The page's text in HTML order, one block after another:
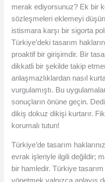
merak ediyorsunuz? Ek bir
sözleşmeleri eklemeyi
istismara karşı bir sigorta
Türkiye’deki tasarım
proaktif bir girişimdir. Bir
dikkatli bir şekilde takip
anlaşmazlıklardan nasıl
vurgulamıştı. Bu
sonuçların önüne geçin.
dikiş dokuz dikişi kurtarır.
korumalı tutun!
Türkiye’de tasarım
evrak işleriyle ilgili değildir;
bir hamledir. Türkiye